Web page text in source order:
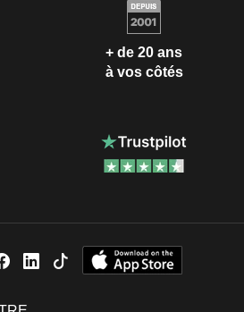
+ de 20 ans
à vos côtés